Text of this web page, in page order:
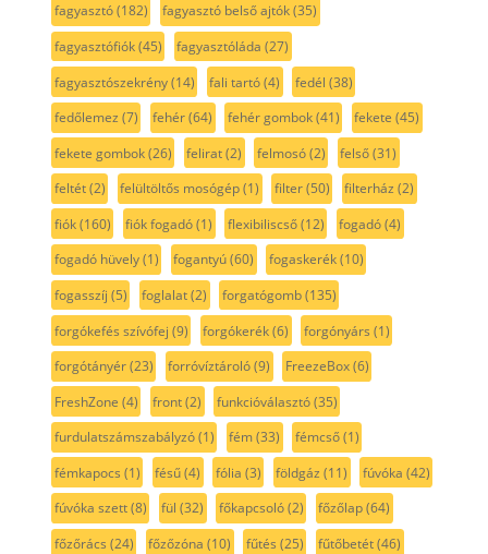
fagyasztó(182) fagyasztó belső ajtók(35)
fagyasztófiók(45) fagyasztóláda (27)
fagyasztószekrény(14) fali tartó(4) fedél (38)
fedőlemez (7) fehér(64) fehér gombok(41) fekete (45)
fekete gombok(26) felirat(2) felmosó(2) felső(31)
feltét(2) felültöltős mosógép(1) filter(50) filterház (2)
fiók(160) fiók fogadó(1) flexibiliscső(12) fogadó(4)
fogadó hüvely(1) fogantyú(60) fogaskerék(10)
fogasszíj (5) foglalat(2) forgatógomb(135)
forgókefés szívófej (9) forgókerék(6) forgónyárs (1)
forgótányér(23) forróvíztároló(9) FreezeBox(6)
FreshZone (4) front(2) funkcióválasztó(35)
furdulatszámszabályzó(1) fém(33) fémcső(1)
fémkapocs (1) fésű(4) fólia (3) földgáz (11) fúvóka (42)
fúvóka szett(8) fül (32) főkapcsoló(2) főzőlap(64)
főzőrács (24) főzőzóna (10) fűtés (25) fűtőbetét(46)